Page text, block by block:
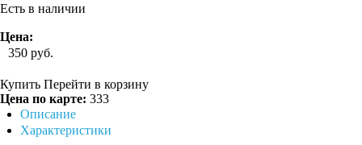
Есть в наличии
Цена:
350 руб.
Купить Перейти в корзину
Цена по карте: 333
Описание
Характеристики